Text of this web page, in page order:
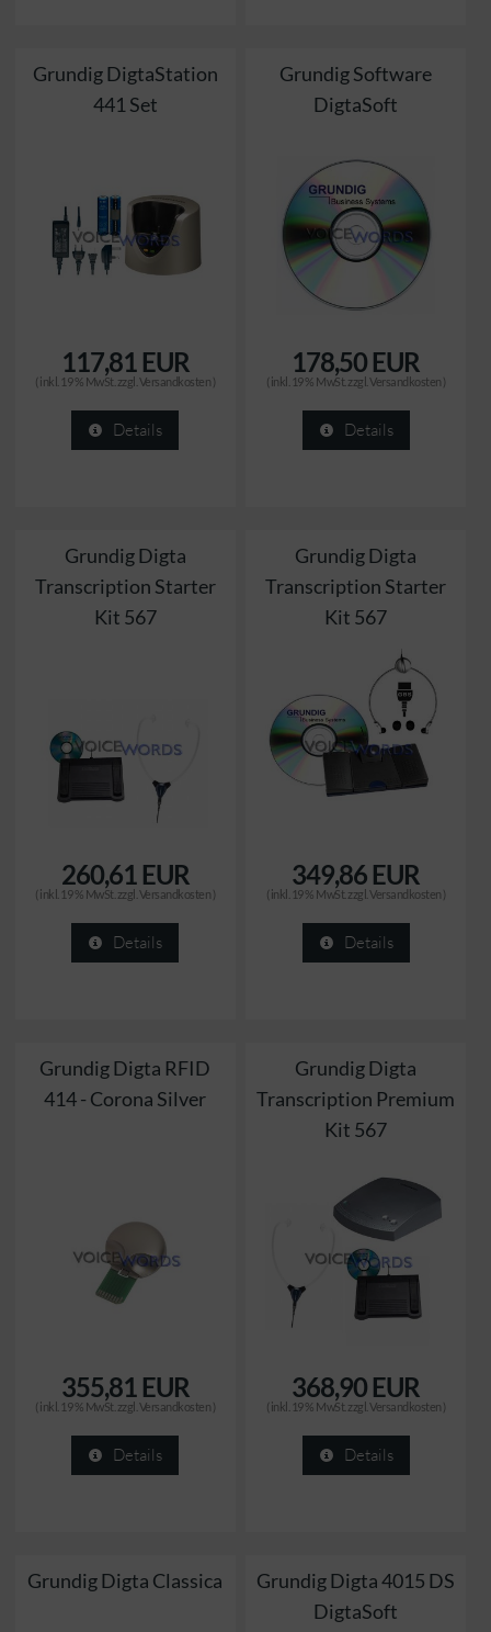
Grundig DigtaStation
441 Set
117,81 EUR
( inkl. 19 % MwSt. zzgl. Versandkosten )
Details
Grundig Software
DigtaSoft
178,50 EUR
( inkl. 19 % MwSt. zzgl.Versandkosten )
Details
Grundig Digta
Transcription Starter
Kit 567
260,61 EUR
( inkl. 19 % MwSt. zzgl. Versandkosten )
Details
Grundig Digta
Transcription Starter
Kit 567
349,86 EUR
( inkl. 19 % MwSt. zzgl.Versandkosten )
Details
Grundig Digta RFID
414 - Corona Silver
355,81 EUR
( inkl. 19 % MwSt. zzgl. Versandkosten )
Details
Grundig Digta
Transcription Premium
Kit 567
368,90 EUR
( inkl. 19 % MwSt. zzgl.Versandkosten )
Details
Grundig Digta Classica
Grundig Digta 4015 DS
DigtaSoft